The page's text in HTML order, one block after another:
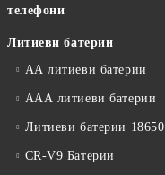
телефони
Литиеви батерии
АА литиеви батерии
ААА литиеви батерии
Литиеви батерии 18650
CR-V9 Батерии